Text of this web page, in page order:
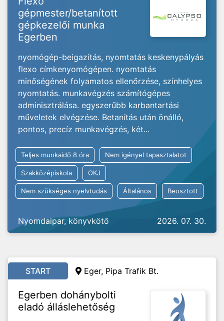
gépmester/betanított
gépkezelői munka
Egerben
nyomógép-beigazítás, nyomtatás keskenypályás
flexo címkenyomógépen. nyomtatás
minőségének folyamatos ellenőrzése, színhelyes
nyomtatás. munkavégzés számítógépes
adminisztrálása. egyszerűbb karbantartási
műveletek elvégzése. Betanítás után önálló,
pontos, precíz munkavégzés, két...
Teljes munkaidő 8 óra Nem igényel tapasztalatot
Szakközépiskola OKJ
Nem szükséges nyelvtudás Általános Beosztott
Nyomdaipar, könyvkötő 2026. 07. 30.
START Eger, Pipa Trafik Bt.
Egerben dohánybolti
eladó álláslehetőség